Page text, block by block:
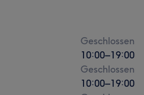
Geschlossen
10:00–19:00
Geschlossen
10:00–19:00